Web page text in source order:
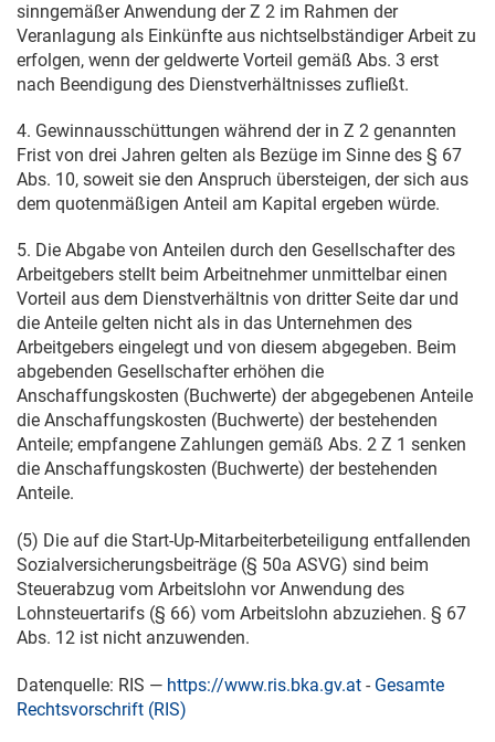
sinngemäßer Anwendung der Z 2 im Rahmen der
Veranlagung als Einkünfte aus nichtselbständiger Arbeit zu
erfolgen, wenn der geldwerte Vorteil gemäß Abs. 3 erst
nach Beendigung des Dienstverhältnisses zufließt.
4. Gewinnausschüttungen während der in Z 2 genannten
Frist von drei Jahren gelten als Bezüge im Sinne des § 67
Abs. 10, soweit sie den Anspruch übersteigen, der sich aus
dem quotenmäßigen Anteil am Kapital ergeben würde.
5. Die Abgabe von Anteilen durch den Gesellschafter des
Arbeitgebers stellt beim Arbeitnehmer unmittelbar einen
Vorteil aus dem Dienstverhältnis von dritter Seite dar und
die Anteile gelten nicht als in das Unternehmen des
Arbeitgebers eingelegt und von diesem abgegeben. Beim
abgebenden Gesellschafter erhöhen die
Anschaffungskosten (Buchwerte) der abgegebenen Anteile
die Anschaffungskosten (Buchwerte) der bestehenden
Anteile; empfangene Zahlungen gemäß Abs. 2 Z 1 senken
die Anschaffungskosten (Buchwerte) der bestehenden
Anteile.
(5) Die auf die Start-Up-Mitarbeiterbeteiligung entfallenden
Sozialversicherungsbeiträge (§ 50a ASVG) sind beim
Steuerabzug vom Arbeitslohn vor Anwendung des
Lohnsteuertarifs (§ 66) vom Arbeitslohn abzuziehen. § 67
Abs. 12 ist nicht anzuwenden.
Datenquelle: RIS — https://www.ris.bka.gv.at - Gesamte
Rechtsvorschrift (RIS)